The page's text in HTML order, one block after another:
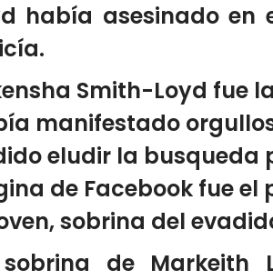
había asesinado en
Smith-Loyd fue
manifestado
eludir la busqueda
de Facebook fue
sobrina del
de Markeith